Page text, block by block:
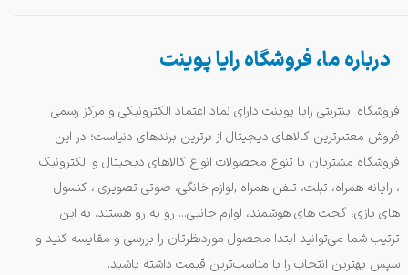
درباره ما، فروشگاه رایا پوینت
فروشگاه اینترنتی رایا پوینت دارای نماد اعتماد الکترونیکی و مرکز رسمی
فروش معتبرترین کالاهای دیجیتال از برترین برندهای دنیاست؛ در این
فروشگاه مشتریان با تنوع محصولات انواع کالاهای دیجیتال و الکترونیک
، رایانه همراه، تبلت، تلفن همراه ,لوازم خانگی، صوتی تصویری ، کنسول
های بازی، گجت های هوشمند، لوازم جانبی... رو به رو هستند. به این
ترتیب شما می‌توانید ابتدا محصول موردنظرتان را بررسی و مقایسه کنید و
سپس بهترین انتخاب را با مناسب‌ترین قیمت داشته باشید.